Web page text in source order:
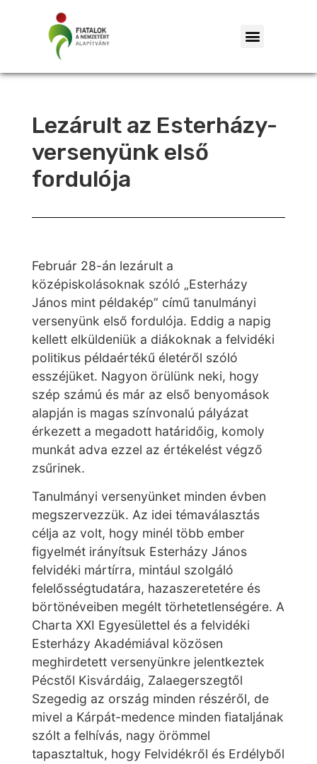
Lezárult az Esterházy-
versenyünk első
fordulója
Február 28-án lezárult a
középiskolásoknak szóló „Esterházy
János mint példakép” című tanulmányi
versenyünk első fordulója. Eddig a napig
kellett elküldeniük a diákoknak a felvidéki
politikus példaértékű életéről szóló
esszéjüket. Nagyon örülünk neki, hogy
szép számú és már az első benyomások
alapján is magas színvonalú pályázat
érkezett a megadott határidőig, komoly
munkát adva ezzel az értékelést végző
zsűrinek.
Tanulmányi versenyünket minden évben
megszervezzük. Az idei témaválasztás
célja az volt, hogy minél több ember
figyelmét irányítsuk Esterházy János
felvidéki mártírra, mintául szolgáló
felelősségtudatára, hazaszeretetére és
börtönéveiben megélt törhetetlenségére. A
Charta XXI Egyesülettel és a felvidéki
Esterházy Akadémiával közösen
meghirdetett versenyünkre jelentkeztek
Pécstől Kisvárdáig, Zalaegerszegtől
Szegedig az ország minden részéről, de
mivel a Kárpát-medence minden fiataljának
szólt a felhívás, nagy örömmel
tapasztaltuk, hogy Felvidékről és Erdélyből